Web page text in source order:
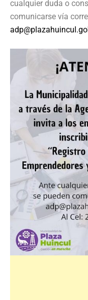
cualquier duda o
comunicarse vía